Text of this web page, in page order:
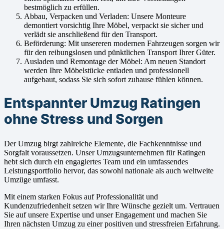
bestmöglich zu erfüllen.
Abbau, Verpacken und Verladen: Unsere Monteure
demontiert vorsichtig Ihre Möbel, verpackt sie sicher und
verlädt sie anschließend für den Transport.
Beförderung: Mit unsereren modernen Fahrzeugen sorgen wir
für den reibungslosen und pünktlichen Transport Ihrer Güter.
Ausladen und Remontage der Möbel: Am neuen Standort
werden Ihre Möbelstücke entladen und professionell
aufgebaut, sodass Sie sich sofort zuhause fühlen können.
Entspannter Umzug Ratingen
ohne Stress und Sorgen
Der Umzug birgt zahlreiche Elemente, die Fachkenntnisse und
Sorgfalt voraussetzen. Unser Umzugsunternehmen für Ratingen
hebt sich durch ein engagiertes Team und ein umfassendes
Leistungsportfolio hervor, das sowohl nationale als auch weltweite
Umzüge umfasst.
Mit einem starken Fokus auf Professionalität und
Kundenzufriedenheit setzen wir Ihre Wünsche gezielt um. Vertrauen
Sie auf unsere Expertise und unser Engagement und machen Sie
Ihren nächsten Umzug zu einer positiven und stressfreien Erfahrung.